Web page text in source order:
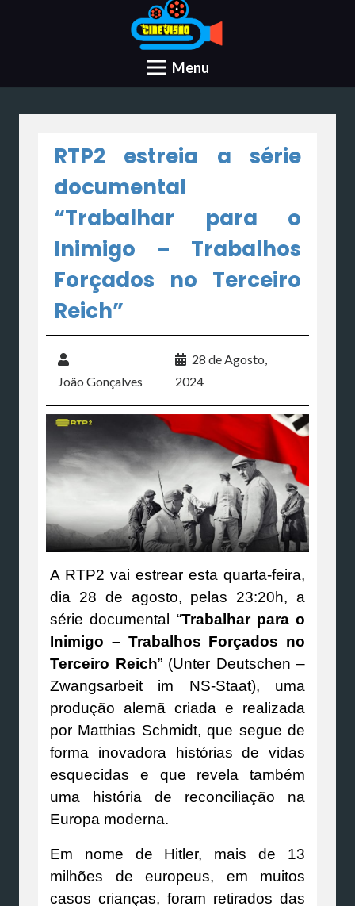
Menu
RTP2 estreia a série
documental
“Trabalhar para o
Inimigo – Trabalhos
Forçados no Terceiro
Reich”
João Gonçalves
28 de Agosto,
2024
A RTP2 vai estrear esta quarta-feira,
dia 28 de agosto, pelas 23:20h, a
série documental “Trabalhar para o
Inimigo – Trabalhos Forçados no
Terceiro Reich” (Unter Deutschen –
Zwangsarbeit im NS-Staat), uma
produção alemã criada e realizada
por Matthias Schmidt, que segue de
forma inovadora histórias de vidas
esquecidas e que revela também
uma história de reconciliação na
Europa moderna.
Em nome de Hitler, mais de 13
milhões de europeus, em muitos
casos crianças, foram retirados das